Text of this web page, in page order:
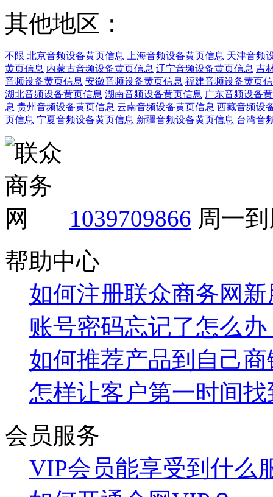
其他地区：
不限 北京音频设备黄页信息 上海音频设备黄页信息 天津音频
黄页信息 内蒙古音频设备黄页信息 辽宁音频设备黄页信息 吉
音频设备黄页信息 安徽音频设备黄页信息 福建音频设备黄页
湖北音频设备黄页信息 湖南音频设备黄页信息 广东音频设备
息 贵州音频设备黄页信息 云南音频设备黄页信息 西藏音频设
页信息 宁夏音频设备黄页信息 新疆音频设备黄页信息 台湾音
1039709866 周一
帮助中心
如何注册联众商务网
账号密码忘记了怎么办
如何推荐产品到自己
怎样让客户第一时间
会员服务
VIP会员能享受到什么